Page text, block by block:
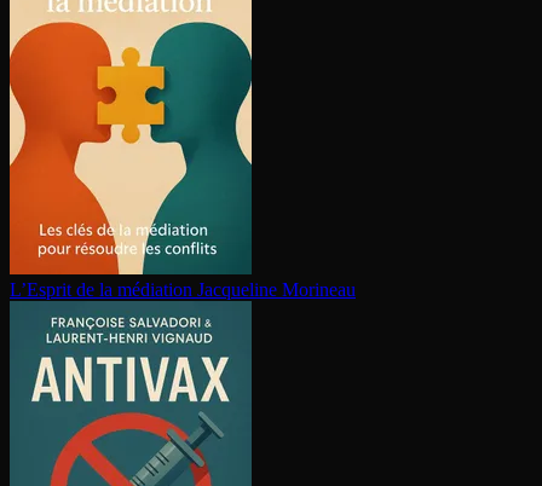
L’Esprit de la médiation Jacqueline Morineau